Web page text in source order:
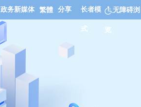
政务新媒体 繁體 分享 长者模
式
无障碍浏
览